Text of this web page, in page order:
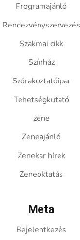
Programajánló
Rendezvényszervezés
Szakmai cikk
Színház
Szórakoztatóipar
Tehetségkutató
zene
Zeneajánló
Zenekar hírek
Zeneoktatás
Meta
Bejelentkezés